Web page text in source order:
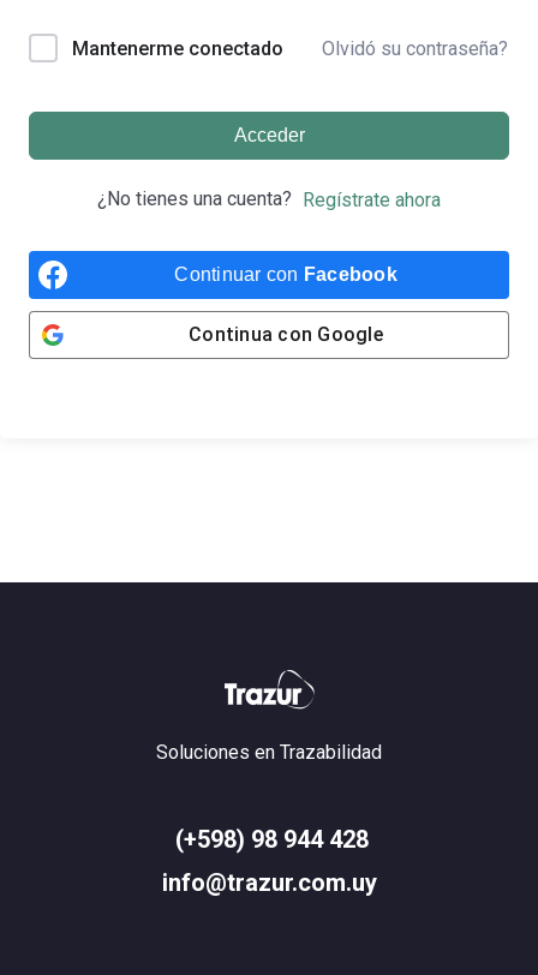
Mantenerme conectado Olvidó su contraseña?
Acceder
¿No tienes una cuenta? Regístrate ahora
Continuar con Facebook
Continua con Google
Soluciones en Trazabilidad
(+598) 98 944 428
info@trazur.com.uy